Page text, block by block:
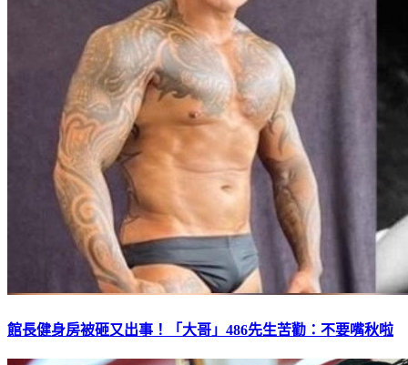
館長健身房被砸又出事！「大哥」486先生苦勸：不要嘴秋啦